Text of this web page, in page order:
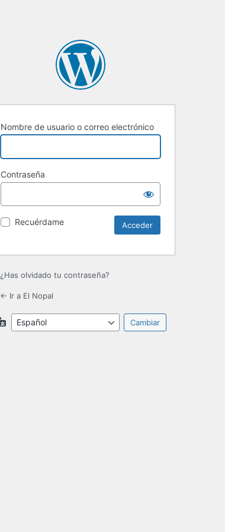
Nombre de usuario o correo electrónico
Contraseña
Recuérdame
¿Has olvidado tu contraseña?
← Ir a El Nopal
Idioma